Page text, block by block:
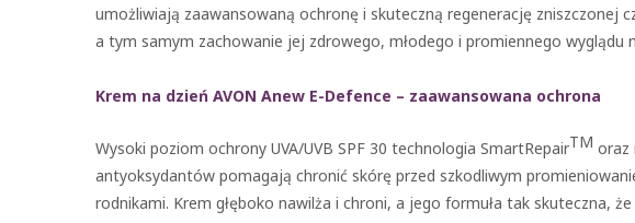
umożliwiają zaawansowaną ochronę i skuteczną regenerację zniszczonej
a tym samym zachowanie jej zdrowego, młodego i promiennego wyglądu
Krem na dzień AVON Anew E-Defence – zaawansowana ochrona
Wysoki poziom ochrony UVA/UVB SPF 30 technologia SmartRepairTM oraz
antyoksydantów pomagają chronić skórę przed szkodliwym
rodnikami. Krem głęboko nawilża i chroni, a jego formuła tak skuteczna,